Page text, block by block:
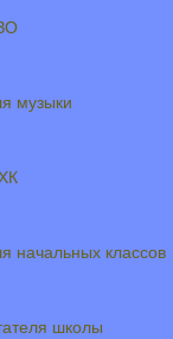
музыки
начальных классов
школы